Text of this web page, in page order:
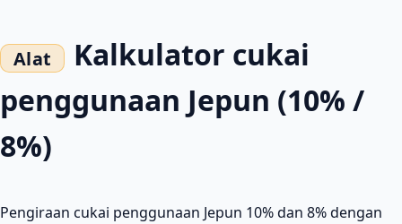
Kalkulator cukai
penggunaan Jepun (10% /
8%)
Pengiraan cukai penggunaan Jepun 10% dan 8% dengan